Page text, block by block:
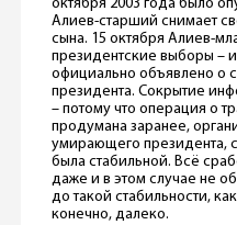
октября 2003 года было
Алиев-старший снимает
сына. 15 октября Алиев-
президентские выборы –
официально объявлено о
президента. Сокрытие
– потому что операция о
продумана заранее,
умирающего президента,
была стабильной. Всё
даже и в этом случае не
до такой стабильности,
конечно, далеко.